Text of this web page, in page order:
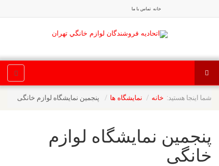
خانه تماس با ما
شما اینجا هستید: خانه نمایشگاه ها پنجمین نمایشگاه لوازم خانگی
پنجمین نمایشگاه لوازم
خانگی